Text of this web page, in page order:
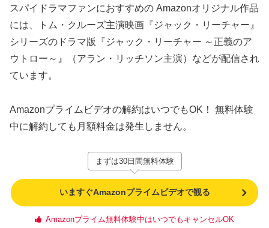
スパイドラマファンにおすすめの Amazonオリジナル作品
には、トム・クルーズ主演映画『ジャック・リーチャー』
シリーズのドラマ版『ジャック・リーチャー ～正義のア
ウトロー～』（アラン・リッチソン主演）などが配信され
ています。
Amazonプライムビデオの解約はいつでもOK！ 無料体験
中に解約しても月額料金は発生しません。
まずは30日間無料体験
いますぐAmazonプライムビデオで観る
Amazonプライム無料体験中はいつでもキャンセルOK